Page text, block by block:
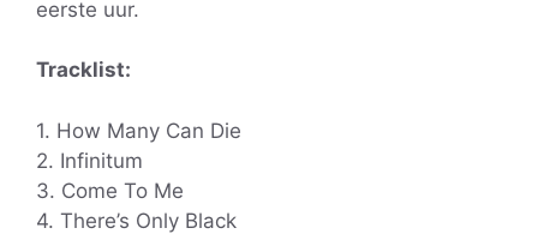
eerste uur.
Tracklist:
1. How Many Can Die
2. Infinitum
3. Come To Me
4. There’s Only Black